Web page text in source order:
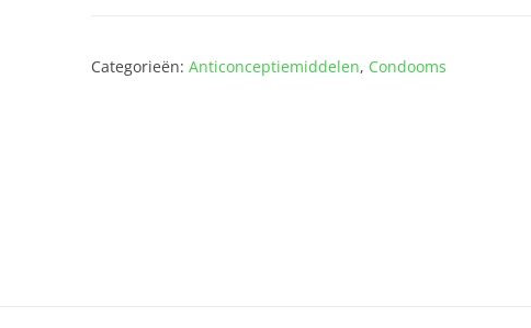
Categorieën:Anticonceptie­middelen, Condooms